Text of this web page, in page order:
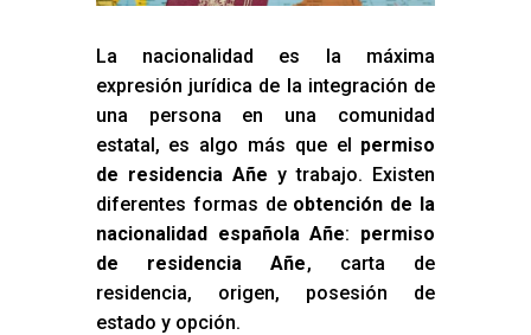
La nacionalidad es la máxima
expresión jurídica de la integración de
una persona en una comunidad
estatal, es algo más que el permiso
de residencia Añe y trabajo. Existen
diferentes formas de obtención de la
nacionalidad española Añe: permiso
de residencia Añe, carta de
residencia, origen, posesión de
estado y opción.